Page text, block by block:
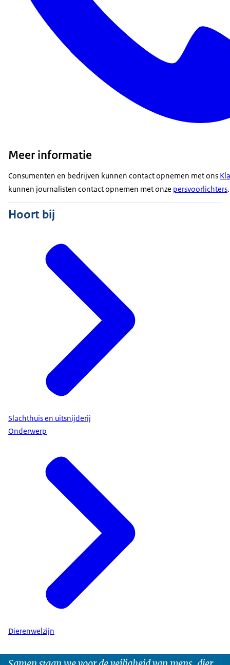
Meer informatie
Consumenten en bedrijven kunnen contact opnemen met ons
kunnen journalisten contact opnemen met onze persvoorlichters.
Hoort bij
Slachthuis en uitsnijderij
Onderwerp
Dierenwelzijn